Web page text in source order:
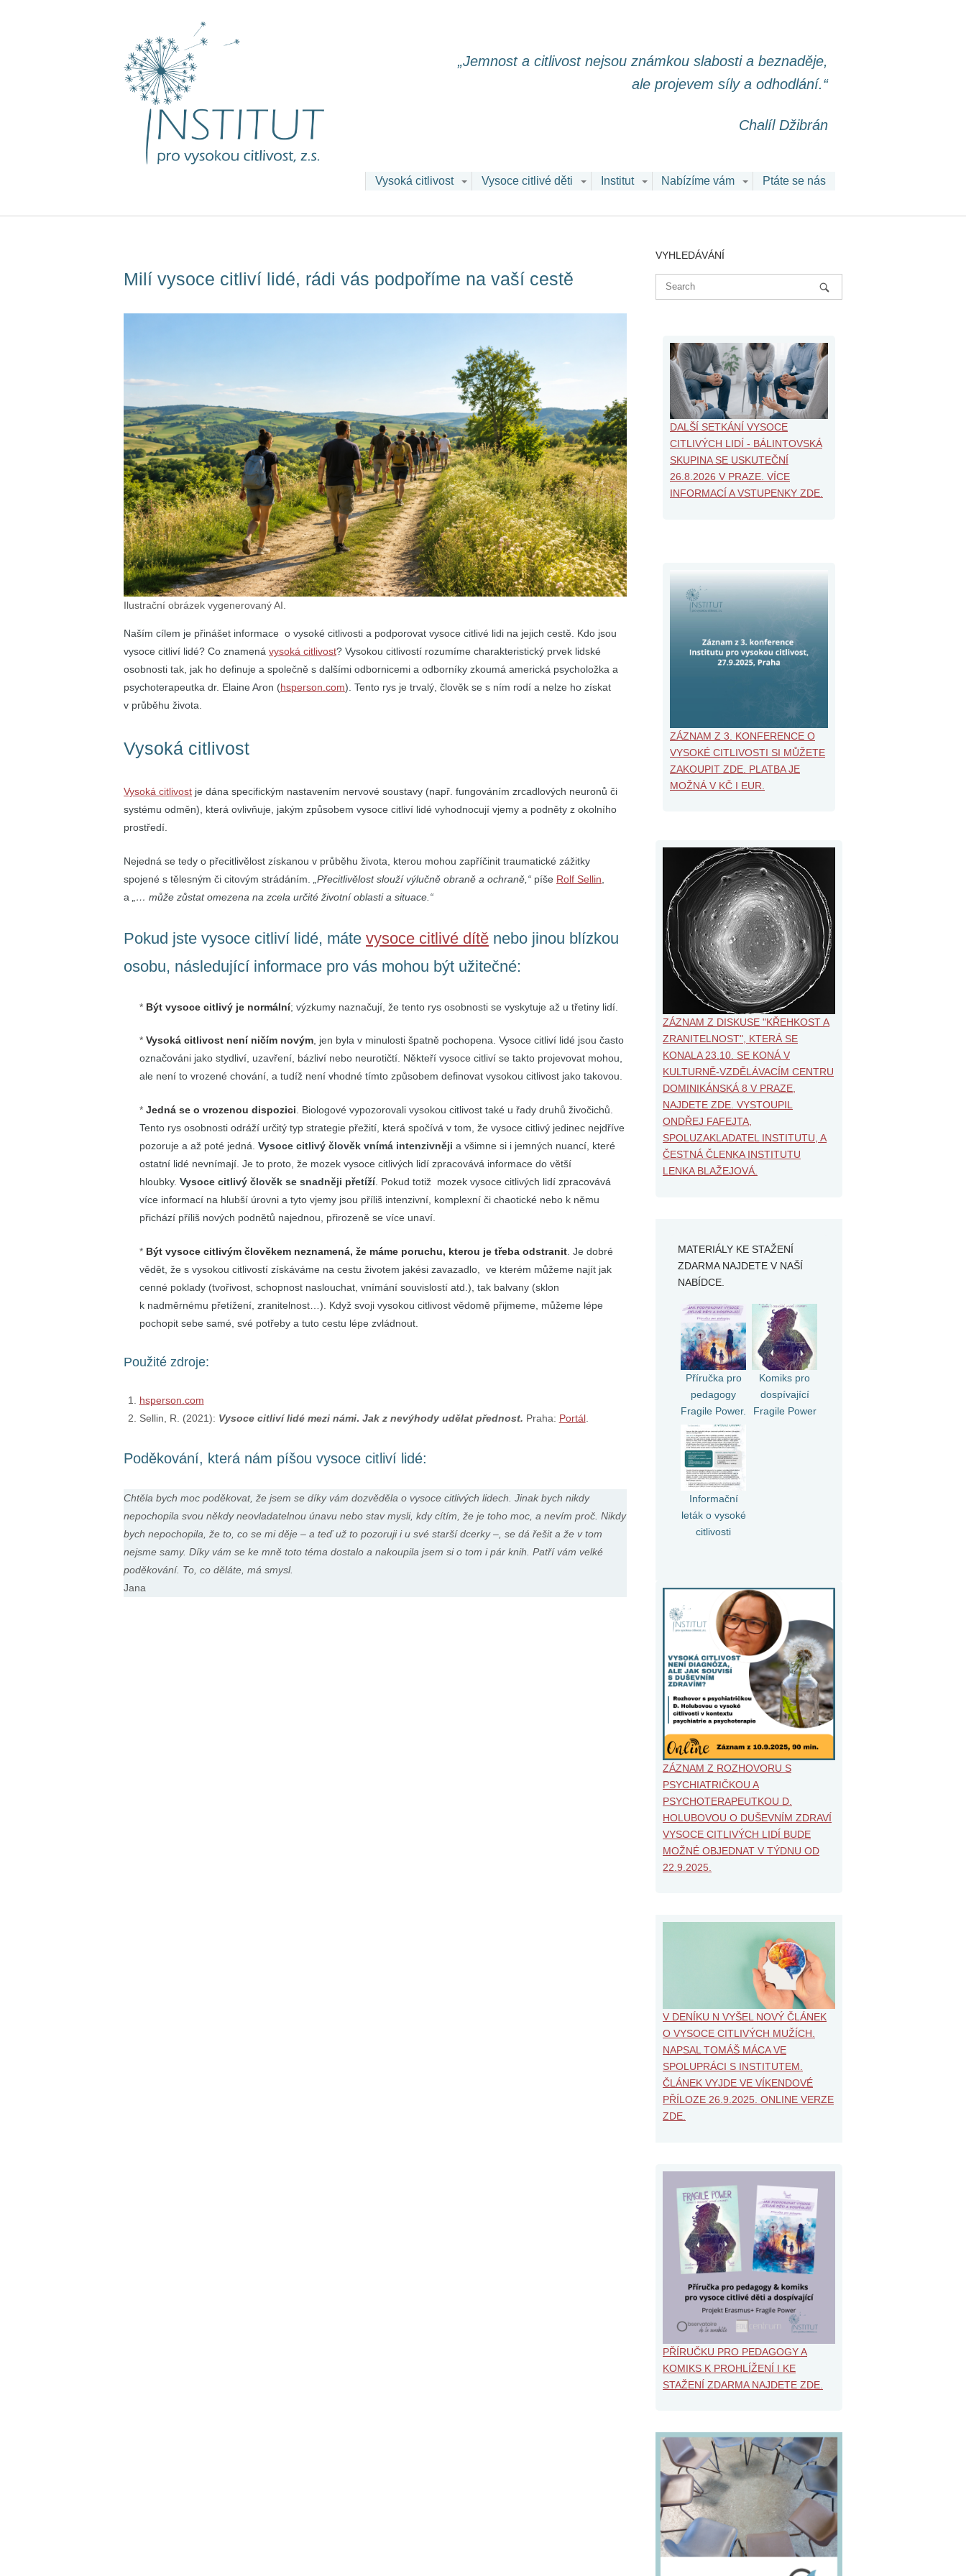
„Jemnost a citlivost nejsou známkou slabosti a beznaděje,
ale projevem síly a odhodlání.“
Chalíl Džibrán
Vysoká citlivost Vysoce citlivé děti Institut Nabízíme vám Ptáte se nás
Milí vysoce citliví lidé, rádi vás podpoříme na vaší cestě
Ilustrační obrázek vygenerovaný AI.
Naším cílem je přinášet informace o vysoké citlivosti a podporovat vysoce citlivé lidi na jejich cestě. Kdo jsou
vysoce citliví lidé? Co znamená vysoká citlivost? Vysokou citlivostí rozumíme charakteristický prvek lidské
osobnosti tak, jak ho definuje a společně s dalšími odbornicemi a odborníky zkoumá americká psycholožka a
psychoterapeutka dr. Elaine Aron (hsperson.com). Tento rys je trvalý, člověk se s ním rodí a nelze ho získat
v průběhu života.
Vysoká citlivost
Vysoká citlivost je dána specifickým nastavením nervové soustavy (např. fungováním zrcadlových neuronů či
systému odměn), která ovlivňuje, jakým způsobem vysoce citliví lidé vyhodnocují vjemy a podněty z okolního
prostředí.
Nejedná se tedy o přecitlivělost získanou v průběhu života, kterou mohou zapříčinit traumatické zážitky
spojené s tělesným či citovým strádáním.
„Přecitlivělost slouží výlučně obraně a ochraně,“ píše Rolf Sellin
a
„… může zůstat omezena na zcela určité životní oblasti a situace.“
Pokud jste vysoce citliví lidé, máte vysoce citlivé dítě nebo jinou blízkou
osobu, následující informace pro vás mohou být užitečné:
Být vysoce citlivý je normální; výzkumy naznačují, že tento rys osobnosti se vyskytuje až u třetiny lidí.
Vysoká citlivost není ničím novým, jen byla v minulosti špatně pochopena. Vysoce citliví lidé jsou často
označováni jako stydliví, uzavření, bázliví nebo neurotičtí. Někteří vysoce citliví se takto projevovat mohou,
ale není to vrozené chování, a tudíž není vhodné tímto způsobem definovat vysokou citlivost jako takovou.
Jedná se o vrozenou dispozici
Biologové vypozorovali vysokou citlivost také u řady druhů živočichů.
Tento rys osobnosti odráží určitý typ strategie přežití, která spočívá v tom, že vysoce citlivý jedinec nejdříve
pozoruje a až poté jedná. Vysoce citlivý člověk vnímá intenzivněji a všimne si i jemných nuancí, které
ostatní lidé nevnímají. Je to proto, že mozek vysoce citlivých lidí zpracovává informace do větší
hloubky. Vysoce citlivý člověk se snadněji přetíží. Pokud totiž mozek vysoce citlivých lidí zpracovává
více informací na hlubší úrovni a tyto vjemy jsou příliš intenzivní, komplexní či chaotické nebo k němu
přichází příliš nových podnětů najednou, přirozeně se více unaví.
Být vysoce citlivým člověkem neznamená, že máme poruchu, kterou je třeba odstranit. Je dobré
vědět, že s vysokou citlivostí získáváme na cestu životem jakési zavazadlo, ve kterém můžeme najít jak
cenné poklady (tvořivost, schopnost naslouchat, vnímání souvislostí atd.), tak balvany (sklon
k nadměrnému přetížení, zranitelnost…). Když svoji vysokou citlivost vědomě přijmeme, můžeme lépe
pochopit sebe samé, své potřeby a tuto cestu lépe zvládnout.
Použité zdroje:
hsperson.com
Sellin, R. (2021): Vysoce citliví lidé mezi námi. Jak z nevýhody udělat přednost. Praha: Portál.
Poděkování, která nám píšou vysoce citliví lidé:
Chtěla bych moc poděkovat, že jsem se díky vám dozvěděla o vysoce citlivých lidech. Jinak bych nikdy
nepochopila svou někdy neovladatelnou únavu nebo stav mysli, kdy cítím, že je toho moc, a nevím proč. Nikdy
bych nepochopila, že to, co se mi děje – a teď už to pozoruji i u své starší dcerky –, se dá řešit a že v tom
nejsme samy. Díky vám se ke mně toto téma dostalo a nakoupila jsem si o tom i pár knih. Patří vám velké
poděkování. To, co děláte, má smysl.
Jana
VYHLEDÁVÁNÍ
DALŠÍ SETKÁNÍ VYSOCE
CITLIVÝCH LIDÍ - BÁLINTOVSKÁ
SKUPINA SE USKUTEČNÍ
26.8.2026 V PRAZE. VÍCE
INFORMACÍ A VSTUPENKY ZDE.
ZÁZNAM Z 3. KONFERENCE O
VYSOKÉ CITLIVOSTI SI MŮŽETE
ZAKOUPIT ZDE. PLATBA JE
MOŽNÁ V KČ I EUR.
ZÁZNAM Z DISKUSE "KŘEHKOST A
ZRANITELNOST", KTERÁ SE
KONALA 23.10. SE KONÁ V
KULTURNĚ-VZDĚLÁVACÍM CENTRU
DOMINIKÁNSKÁ 8 V PRAZE,
NAJDETE ZDE. VYSTOUPIL
ONDŘEJ FAFEJTA,
SPOLUZAKLADATEL INSTITUTU, A
ČESTNÁ ČLENKA INSTITUTU
LENKA BLAŽEJOVÁ.
MATERIÁLY KE STAŽENÍ
ZDARMA NAJDETE V NAŠÍ
NABÍDCE.
Příručka pro
pedagogy
Fragile Power.
Komiks pro
dospívající
Fragile Power
Informační
leták o vysoké
citlivosti
ZÁZNAM Z ROZHOVORU S
PSYCHIATRIČKOU A
PSYCHOTERAPEUTKOU D.
HOLUBOVOU O DUŠEVNÍM ZDRAVÍ
VYSOCE CITLIVÝCH LIDÍ BUDE
MOŽNÉ OBJEDNAT V TÝDNU OD
22.9.2025.
V DENÍKU N VYŠEL NOVÝ ČLÁNEK
O VYSOCE CITLIVÝCH MUŽÍCH.
NAPSAL TOMÁŠ MÁCA VE
SPOLUPRÁCI S INSTITUTEM.
ČLÁNEK VYJDE VE VÍKENDOVÉ
PŘÍLOZE 26.9.2025. ONLINE VERZE
ZDE.
PŘÍRUČKU PRO PEDAGOGY A
KOMIKS K PROHLÍŽENÍ I KE
STAŽENÍ ZDARMA NAJDETE ZDE.